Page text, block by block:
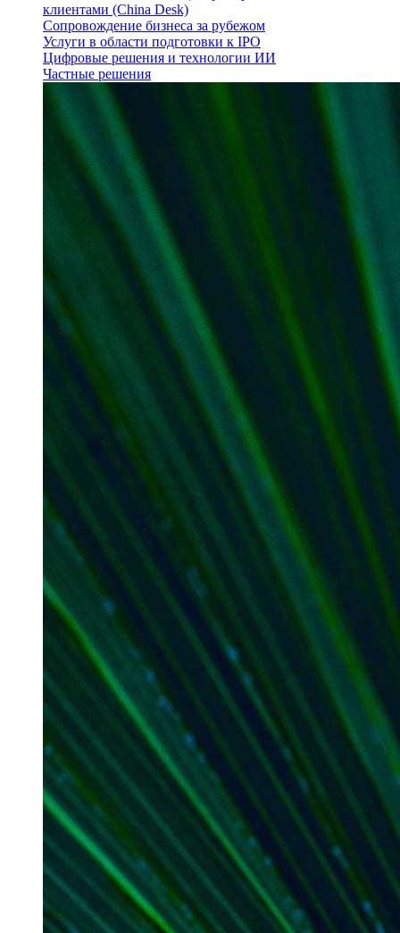
клиентами (China Desk)
Сопровождение бизнеса за рубежом
Услуги в области подготовки к IPO
Цифровые решения и технологии ИИ
Частные решения